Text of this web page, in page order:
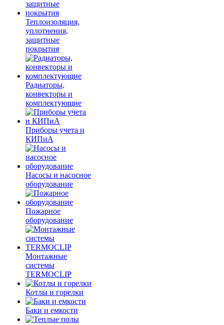
Теплоизоляция,
уплотнения,
защитные
покрытия
Радиаторы,
конвекторы и
комплектующие
Приборы учета и
КИПиА
Насосы и насосное
оборудование
Пожарное
оборудование
Монтажные
системы
TERMOCLIP
Котлы и горелки
Баки и емкости